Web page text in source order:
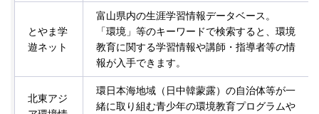
とやま学
遊ネット
富山県内の生涯学習情報データベース。
「環境」等のキーワードで検索すると、環境
教育に関する学習情報や講師・指導者等の情
報が入手できます。
北東アジ
環日本海地域（日中韓蒙露）の自治体等が一
緒に取り組む青少年の環境教育プログラムや